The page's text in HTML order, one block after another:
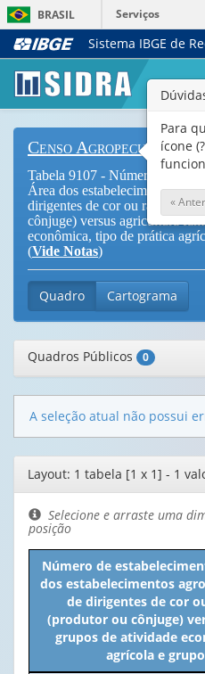
BRASIL
Serviços
Sistema IBGE de
Censo Agropecuário
Tabela 9107 - Número de
Área dos estabelecimentos
dirigentes de cor ou raça preta
cônjuge) versus agricultura
econômica, tipo de prática
(Vide Notas)
Quadro Cartograma
Quadros Públicos 0
A seleção atual não possui
Editor
de
layout
Layout: 1 tabela [1 x 1] - 1
Selecione e arraste uma
posição
Número de
dos estabelecimentos
de dirigentes de cor
(produtor ou cônjuge)
grupos de atividade
agrícola e
Para
ícone
«